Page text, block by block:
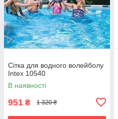
Сітка для водного волейболу
Intex 10540
В наявності
951 ₴ 1 320 ₴